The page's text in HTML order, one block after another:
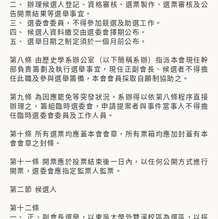
二、 辦理候選人登記、資格審核、選票製作、選票審核及公
告開票結果等選舉事宜。
三、 選委會委員，不得參加競選及助選工作。
四、 候選人資料繳交由選委會擇期公布。
五、 選舉日期之制定須於一個月前公布。
第八條 由歷史學系辦公室（以下簡稱系辦）指派本會現任幹
部負責籌劃及執行選舉事宜，現任正副會長、候選者不得擔
任此職及參與選舉籌備，本會會員採取自願制協助之。
第九條 為因應罷免等突發狀況，系辦得以依第八條程序直接
辦理之，籌組臨時選委會，申請提案者與事件當事人不得擔
任臨時選委會委員及工作人員。
第十條 所有選票均應蓋本會會章，所有票箱均應加封蓋有本
會會章之封條。
第十一條 開票應於投票結束後一日內，以任何公開方式進行
開票，選委會應指定監票人監票。
第二節 候選人
第十二條
一、 正、副會長選舉，以東吳大學外雙溪校區為選區，以搭